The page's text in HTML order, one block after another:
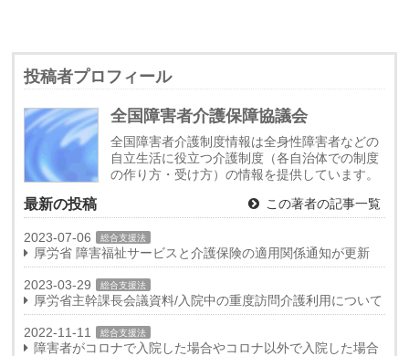
投稿者プロフィール
全国障害者介護保障協議会
全国障害者介護制度情報は全身性障害者などの
自立生活に役立つ介護制度（各自治体での制度
の作り方・受け方）の情報を提供しています。
最新の投稿 この著者の記事一覧
2023-07-06 総合支援法
厚労省 障害福祉サービスと介護保険の適用関係通知が更新
2023-03-29 総合支援法
厚労省主幹課長会議資料/入院中の重度訪問介護利用について
2022-11-11 総合支援法
障害者がコロナで入院した場合やコロナ以外で入院した場合